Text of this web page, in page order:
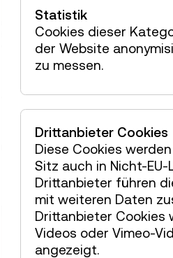
Die Lansdoune-Brücke über
Archiv
versteht
Umgang mit
[re]framing Colonial
Statistik
Cookies dieser
der Website
zu messen.
Drittanbieter Cookies
Diese Cookies
Sitz auch in Nicht-EU-
Drittanbieter führen
mit weiteren Daten
Drittanbieter Cookies
Videos oder Vimeo-
angezeigt.